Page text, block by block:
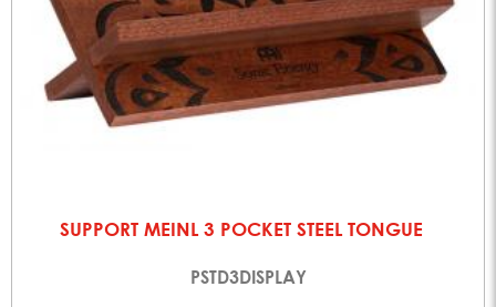
SUPPORT MEINL 3 POCKET STEEL TONGUE
PSTD3DISPLAY